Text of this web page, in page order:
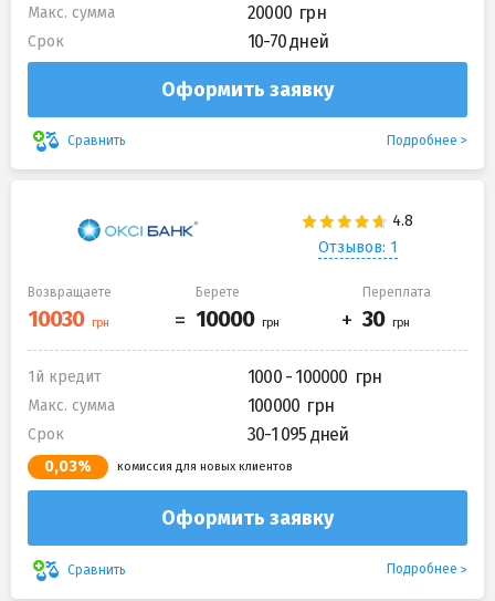
Макс. сумма 20000
Срок 10-70 дней
Оформить заявку
Сравнить Подробнее
Отзывов: 1
Возвращаете Берете Переплата
1й кредит 1000 - 100000
Макс. сумма 100000
Срок 30-1 095 дней
0,03% комиссия для новых клиентов
Оформить заявку
Сравнить Подробнее